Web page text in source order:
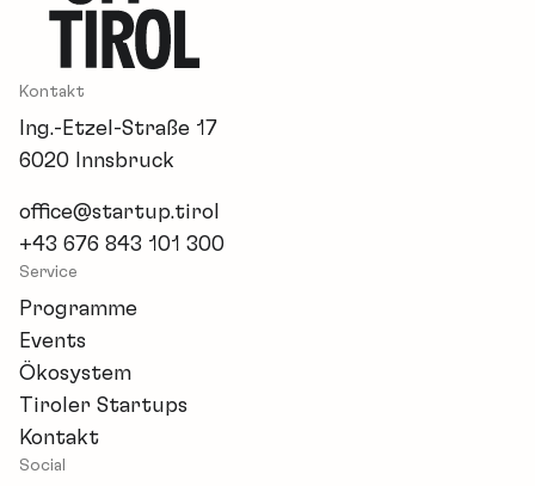
Kontakt
Ing.-Etzel-Straße 17
6020 Innsbruck
office@startup.tirol
+43 676 843 101 300
Service
Programme
Events
Ökosystem
Tiroler Startups
Kontakt
Social